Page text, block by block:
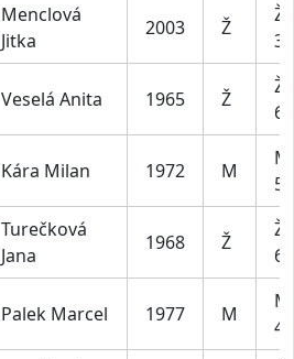
Menclová
Jitka
2003 Ž
Veselá Anita 1965 Ž
Kára Milan 1972 M
Turečková
Jana
1968 Ž
Palek Marcel 1977 M